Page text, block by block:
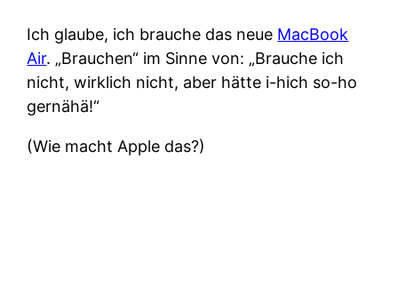
Ich glaube, ich brauche das neue MacBook
Air. „Brauchen“ im Sinne von: „Brauche ich
nicht, wirklich nicht, aber hätte i-hich so-ho
gernähä!“
(Wie macht Apple das?)